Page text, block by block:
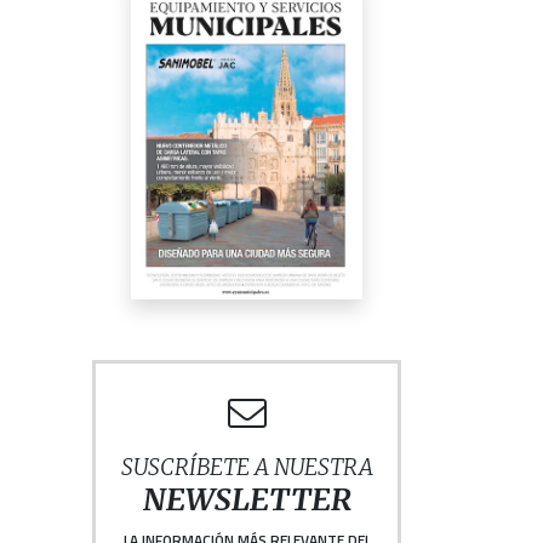
SUSCRÍBETE A NUESTRA
NEWSLETTER